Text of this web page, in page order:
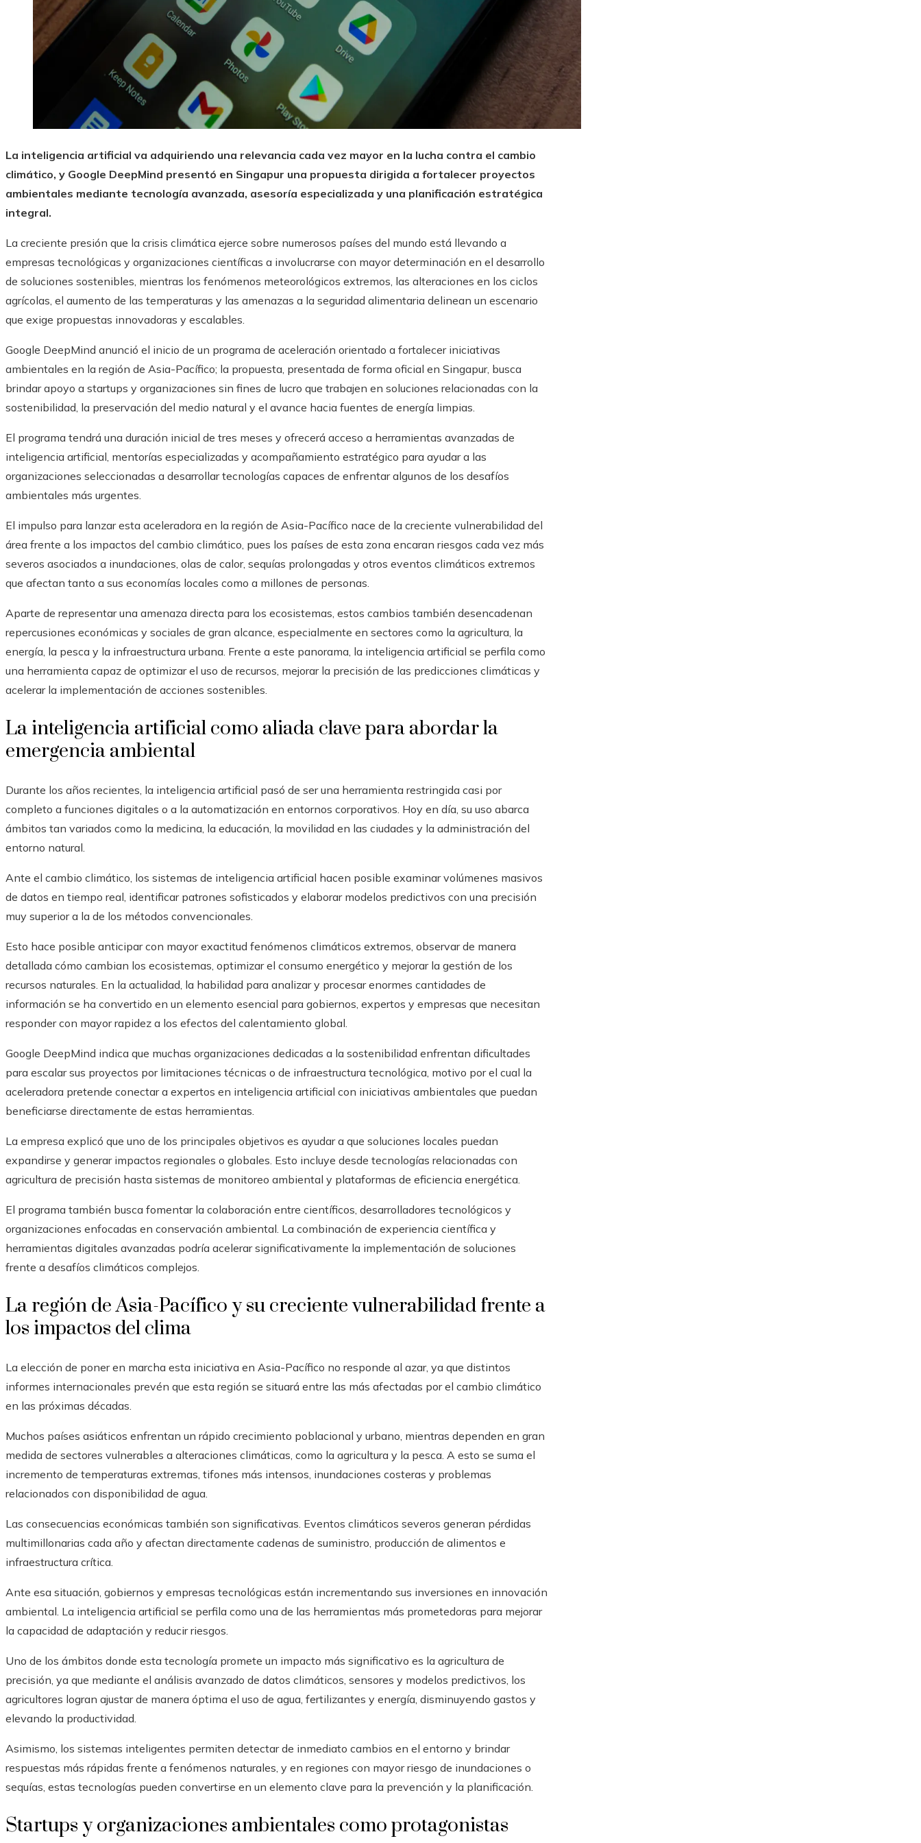
La inteligencia artificial va adquiriendo una relevancia cada vez mayor en la lucha contra el cambio
climático, y Google DeepMind presentó en Singapur una propuesta dirigida a fortalecer proyectos
ambientales mediante tecnología avanzada, asesoría especializada y una planificación estratégica
integral.
La creciente presión que la crisis climática ejerce sobre numerosos países del mundo está llevando a
empresas tecnológicas y organizaciones científicas a involucrarse con mayor determinación en el desarrollo
de soluciones sostenibles, mientras los fenómenos meteorológicos extremos, las alteraciones en los ciclos
agrícolas, el aumento de las temperaturas y las amenazas a la seguridad alimentaria delinean un escenario
que exige propuestas innovadoras y escalables.
Google DeepMind anunció el inicio de un programa de aceleración orientado a fortalecer iniciativas
ambientales en la región de Asia-Pacífico; la propuesta, presentada de forma oficial en Singapur, busca
brindar apoyo a startups y organizaciones sin fines de lucro que trabajen en soluciones relacionadas con la
sostenibilidad, la preservación del medio natural y el avance hacia fuentes de energía limpias.
El programa tendrá una duración inicial de tres meses y ofrecerá acceso a herramientas avanzadas de
inteligencia artificial, mentorías especializadas y acompañamiento estratégico para ayudar a las
organizaciones seleccionadas a desarrollar tecnologías capaces de enfrentar algunos de los desafíos
ambientales más urgentes.
El impulso para lanzar esta aceleradora en la región de Asia-Pacífico nace de la creciente vulnerabilidad del
área frente a los impactos del cambio climático, pues los países de esta zona encaran riesgos cada vez más
severos asociados a inundaciones, olas de calor, sequías prolongadas y otros eventos climáticos extremos
que afectan tanto a sus economías locales como a millones de personas.
Aparte de representar una amenaza directa para los ecosistemas, estos cambios también desencadenan
repercusiones económicas y sociales de gran alcance, especialmente en sectores como la agricultura, la
energía, la pesca y la infraestructura urbana. Frente a este panorama, la inteligencia artificial se perfila como
una herramienta capaz de optimizar el uso de recursos, mejorar la precisión de las predicciones climáticas y
acelerar la implementación de acciones sostenibles.
La inteligencia artificial como aliada clave para abordar la
emergencia ambiental
Durante los años recientes, la inteligencia artificial pasó de ser una herramienta restringida casi por
completo a funciones digitales o a la automatización en entornos corporativos. Hoy en día, su uso abarca
ámbitos tan variados como la medicina, la educación, la movilidad en las ciudades y la administración del
entorno natural.
Ante el cambio climático, los sistemas de inteligencia artificial hacen posible examinar volúmenes masivos
de datos en tiempo real, identificar patrones sofisticados y elaborar modelos predictivos con una precisión
muy superior a la de los métodos convencionales.
Esto hace posible anticipar con mayor exactitud fenómenos climáticos extremos, observar de manera
detallada cómo cambian los ecosistemas, optimizar el consumo energético y mejorar la gestión de los
recursos naturales. En la actualidad, la habilidad para analizar y procesar enormes cantidades de
información se ha convertido en un elemento esencial para gobiernos, expertos y empresas que necesitan
responder con mayor rapidez a los efectos del calentamiento global.
Google DeepMind indica que muchas organizaciones dedicadas a la sostenibilidad enfrentan dificultades
para escalar sus proyectos por limitaciones técnicas o de infraestructura tecnológica, motivo por el cual la
aceleradora pretende conectar a expertos en inteligencia artificial con iniciativas ambientales que puedan
beneficiarse directamente de estas herramientas.
La empresa explicó que uno de los principales objetivos es ayudar a que soluciones locales puedan
expandirse y generar impactos regionales o globales. Esto incluye desde tecnologías relacionadas con
agricultura de precisión hasta sistemas de monitoreo ambiental y plataformas de eficiencia energética.
El programa también busca fomentar la colaboración entre científicos, desarrolladores tecnológicos y
organizaciones enfocadas en conservación ambiental. La combinación de experiencia científica y
herramientas digitales avanzadas podría acelerar significativamente la implementación de soluciones
frente a desafíos climáticos complejos.
La región de Asia-Pacífico y su creciente vulnerabilidad frente a
los impactos del clima
La elección de poner en marcha esta iniciativa en Asia-Pacífico no responde al azar, ya que distintos
informes internacionales prevén que esta región se situará entre las más afectadas por el cambio climático
en las próximas décadas.
Muchos países asiáticos enfrentan un rápido crecimiento poblacional y urbano, mientras dependen en gran
medida de sectores vulnerables a alteraciones climáticas, como la agricultura y la pesca. A esto se suma el
incremento de temperaturas extremas, tifones más intensos, inundaciones costeras y problemas
relacionados con disponibilidad de agua.
Las consecuencias económicas también son significativas. Eventos climáticos severos generan pérdidas
multimillonarias cada año y afectan directamente cadenas de suministro, producción de alimentos e
infraestructura crítica.
Ante esa situación, gobiernos y empresas tecnológicas están incrementando sus inversiones en innovación
ambiental. La inteligencia artificial se perfila como una de las herramientas más prometedoras para mejorar
la capacidad de adaptación y reducir riesgos.
Uno de los ámbitos donde esta tecnología promete un impacto más significativo es la agricultura de
precisión, ya que mediante el análisis avanzado de datos climáticos, sensores y modelos predictivos, los
agricultores logran ajustar de manera óptima el uso de agua, fertilizantes y energía, disminuyendo gastos y
elevando la productividad.
Asimismo, los sistemas inteligentes permiten detectar de inmediato cambios en el entorno y brindar
respuestas más rápidas frente a fenómenos naturales, y en regiones con mayor riesgo de inundaciones o
sequías, estas tecnologías pueden convertirse en un elemento clave para la prevención y la planificación.
Startups y organizaciones ambientales como protagonistas